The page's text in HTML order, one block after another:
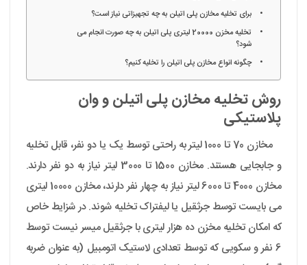
برای تخلیه مخازن پلی اتیلن به چه تجهیزاتی نیاز است؟
تخلیه مخزن 20000 لیتری پلی اتیلن به چه صورت انجام می
شود؟
چگونه انواع مخازن پلی اتیلن را تخلیه کنیم؟
روش تخلیه مخازن پلی اتیلن و وان
پلاستیکی
مخازن 70 تا 1000 لیتر به راحتی توسط یک یا دو نفر، قابل تخلیه
و جابجایی هستند. مخازن 1500 تا 3000 لیتر نیاز به دو نفر دارند.
مخازن 4000 تا 6000 لیتر نیاز به چهار نفر دارند، مخازن 10000 لیتری
می بایست توسط جرثقیل یا لیفتراک تخلیه شوند. در شزایط خاص
که امکان تخلیه مخزن ده هزار لیتری با جرثقیل میسر نیست توسط
6 نفر و سکویی که توسط تعدادی لاستیک اتومبیل (به عنوان ضربه